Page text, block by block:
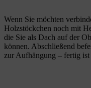
Wenn Sie möchten
Holzstöckchen noch mit
die Sie als Dach auf der
können. Abschließend
zur Aufhängung – fertig ist